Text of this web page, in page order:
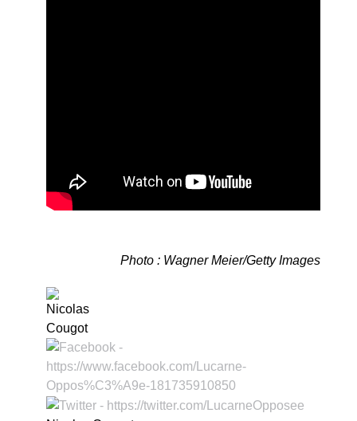
Photo : Wagner Meier/Getty Images